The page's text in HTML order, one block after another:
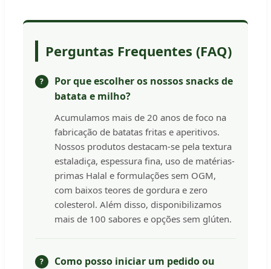
Perguntas Frequentes (FAQ)
Por que escolher os nossos snacks de
batata e milho?
Acumulamos mais de 20 anos de foco na
fabricação de batatas fritas e aperitivos.
Nossos produtos destacam-se pela textura
estaladiça, espessura fina, uso de matérias-
primas Halal e formulações sem OGM,
com baixos teores de gordura e zero
colesterol. Além disso, disponibilizamos
mais de 100 sabores e opções sem glúten.
Como posso iniciar um pedido ou